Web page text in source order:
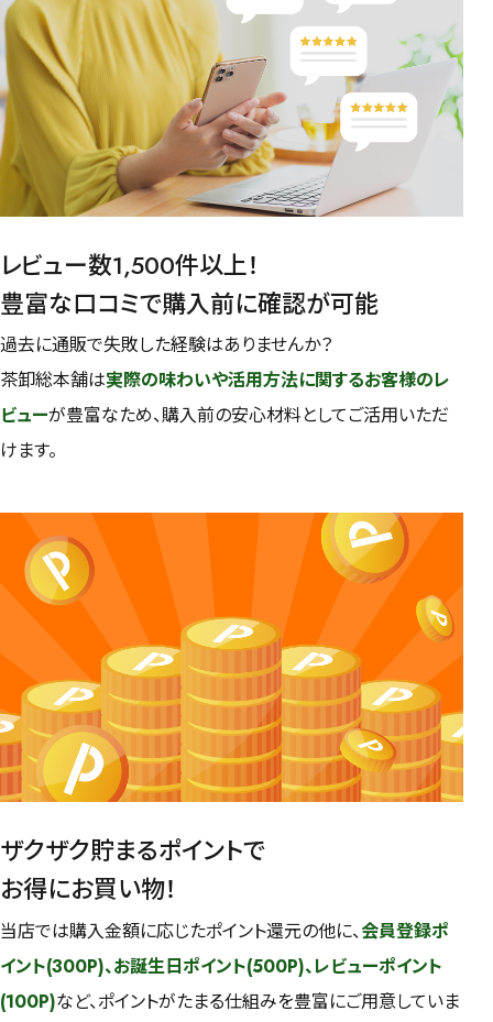
レビュー数1,500件以上！
豊富な口コミで購入前に確認が可能
過去に通販で失敗した経験はありませんか？
茶卸総本舗は実際の味わいや活用方法に関するお客様のレ
ビューが豊富なため、購入前の安心材料としてご活用いただ
けます。
ザクザク貯まるポイントで
お得にお買い物！
当店では購入金額に応じたポイント還元の他に、会員登録ポ
イント(300P)、お誕生日ポイント(500P)、レビューポイント
(100P)など、ポイントがたまる仕組みを豊富にご用意していま